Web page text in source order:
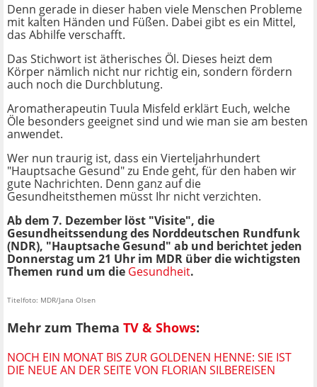
Denn gerade in dieser haben viele Menschen Probleme
mit kalten Händen und Füßen. Dabei gibt es ein Mittel,
das Abhilfe verschafft.
Das Stichwort ist ätherisches Öl. Dieses heizt dem
Körper nämlich nicht nur richtig ein, sondern fördern
auch noch die Durchblutung.
Aromatherapeutin Tuula Misfeld erklärt Euch, welche
Öle besonders geeignet sind und wie man sie am besten
anwendet.
Wer nun traurig ist, dass ein Vierteljahrhundert
"Hauptsache Gesund" zu Ende geht, für den haben wir
gute Nachrichten. Denn ganz auf die
Gesundheitsthemen müsst Ihr nicht verzichten.
Ab dem 7. Dezember löst "Visite", die
Gesundheitssendung des Norddeutschen Rundfunk
(NDR), "Hauptsache Gesund" ab und berichtet jeden
Donnerstag um 21 Uhr im MDR über die wichtigsten
Themen rund um die Gesundheit.
Titelfoto: MDR/Jana Olsen
Mehr zum Thema TV & Shows:
NOCH EIN MONAT BIS ZUR GOLDENEN HENNE: SIE IST
DIE NEUE AN DER SEITE VON FLORIAN SILBEREISEN